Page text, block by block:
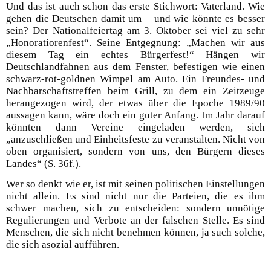
Und das ist auch schon das erste Stichwort: Vaterland. Wie
gehen die Deutschen damit um – und wie könnte es besser
sein? Der Nationalfeiertag am 3. Oktober sei viel zu sehr
„Honoratiorenfest“. Seine Entgegnung: „Machen wir aus
diesem Tag ein echtes Bürgerfest!“ Hängen wir
Deutschlandfahnen aus dem Fenster, befestigen wie einen
schwarz-rot-goldnen Wimpel am Auto. Ein Freundes- und
Nachbarschaftstreffen beim Grill, zu dem ein Zeitzeuge
herangezogen wird, der etwas über die Epoche 1989/90
aussagen kann, wäre doch ein guter Anfang. Im Jahr darauf
könnten dann Vereine eingeladen werden, sich
„anzuschließen und Einheitsfeste zu veranstalten. Nicht von
oben organisiert, sondern von uns, den Bürgern dieses
Landes“ (S. 36f.).
Wer so denkt wie er, ist mit seinen politischen Einstellungen
nicht allein. Es sind nicht nur die Parteien, die es ihm
schwer machen, sich zu entscheiden: sondern unnötige
Regulierungen und Verbote an der falschen Stelle. Es sind
Menschen, die sich nicht benehmen können, ja such solche,
die sich asozial aufführen.